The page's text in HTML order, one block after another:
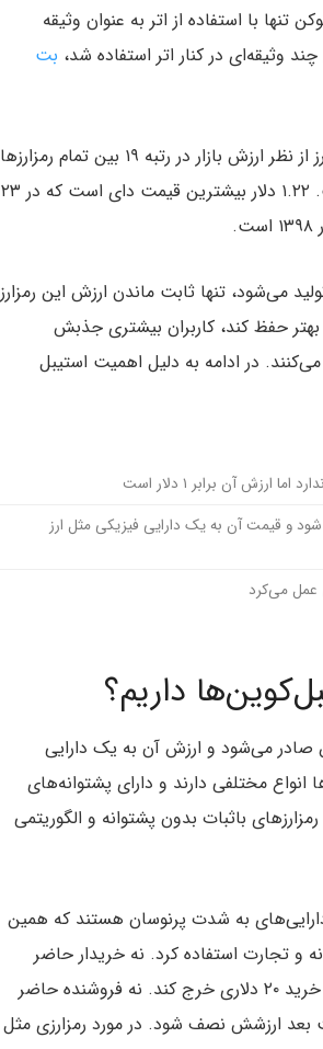
تنها با استفاده از اتر به عنوان وثیقه
بت
برابر ۰.۹۹۹۵ دلار است و این رمزارز از نظر ارزش بازار در رتبه ۱۹ بین تمام رمزارزها
قرار دارد. همچنین تعداد کل توکن‌های در گردش ۵٬۱۵۵٬۸۱۴٬۳۲۲.۱ است. ۱.۲۲ دلار بیشترین قیمت دای است که در ۲۳
می‌شود، تنها ثابت ماندن ارزش این رمزارز
چه این توکن در شرایط مختلف ارزش ۱ دلاری را بهتر حفظ کند، کاربران بیشتری جذبش
در ادامه به دلیل اهمیت استیبل
آن برابر ۱ دلار است
و قیمت آن به یک دارایی فیزیکی مثل ارز
عمل می‌کرد
صادر می‌شود و ارزش آن به یک دارایی
مختلفی دارند و دارای پشتوانه‌های
باثبات بدون پشتوانه و الگوریتمی
به شدت پرنوسان هستند که همین
و تجارت استفاده کرد. نه خریدار حاضر
است توکنی که احساس می‌کند ارزشش افزایش پیدا می‌کند را برای یک خرید ۲۰ دلاری خرج کند. نه فروشنده حاضر